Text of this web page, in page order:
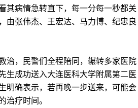
其病情急转直下，每一分每一秒都关
由张伟杰、王宏达、马力博、纪忠良
，民警们全程陪同，辗转多家医院
生成功送入大连医科大学附属第二医
明确表示，若再晚一步送来，可能会
治疗时间。